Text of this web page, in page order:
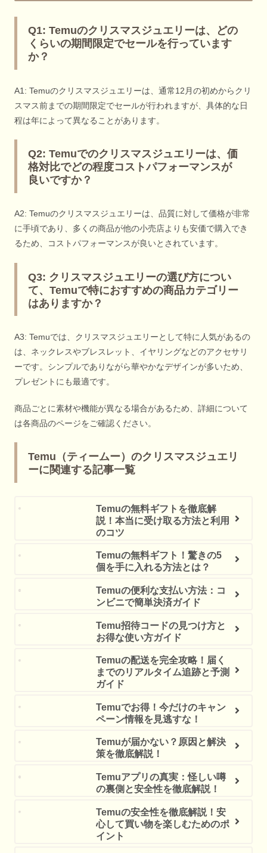
Q1: Temuのクリスマスジュエリーは、どの
くらいの期間限定でセールを行っています
か？
A1: Temuのクリスマスジュエリーは、通常12月の初めからクリ
スマス前までの期間限定でセールが行われますが、具体的な日
程は年によって異なることがあります。
Q2: Temuでのクリスマスジュエリーは、価
格対比でどの程度コストパフォーマンスが
良いですか？
A2: Temuのクリスマスジュエリーは、品質に対して価格が非常
に手頃であり、多くの商品が他の小売店よりも安価で購入でき
るため、コストパフォーマンスが良いとされています。
Q3: クリスマスジュエリーの選び方につい
て、Temuで特におすすめの商品カテゴリー
はありますか？
A3: Temuでは、クリスマスジュエリーとして特に人気があるの
は、ネックレスやブレスレット、イヤリングなどのアクセサリ
ーです。シンプルでありながら華やかなデザインが多いため、
プレゼントにも最適です。
商品ごとに素材や機能が異なる場合があるため、詳細について
は各商品のページをご確認ください。
Temu（ティームー）のクリスマスジュエリ
ーに関連する記事一覧
Temuの無料ギフトを徹底解
説！本当に受け取る方法と利用
のコツ
Temuの無料ギフト！驚きの5
個を手に入れる方法とは？
Temuの便利な支払い方法：コ
ンビニで簡単決済ガイド
Temu招待コードの見つけ方と
お得な使い方ガイド
Temuの配送を完全攻略！届く
までのリアルタイム追跡と予測
ガイド
Temuでお得！今だけのキャン
ペーン情報を見逃すな！
Temuが届かない？原因と解決
策を徹底解説！
Temuアプリの真実：怪しい噂
の裏側と安全性を徹底解説！
Temuの安全性を徹底解説！安
心して買い物を楽しむためのポ
イント